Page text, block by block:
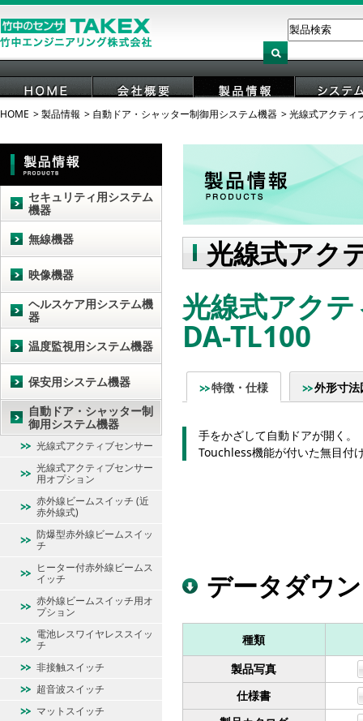
HOME 会社概要 製品情報 システ
HOME 製品情報 自動ドア・シャッター制御用システム機器 光線式アクティ
光線式アク
光線式アク
DA-TL100
特徴・仕様 外形寸法
手をかざして自動ドアが開く。
Touchless機能が付いた無目付
データダウ
種類
製品写真
仕様書
セキュリティ用システム
機器
無線機器
映像機器
ヘルスケア用システム機
器
温度監視用システム機器
保安用システム機器
自動ドア・シャッター制
御用システム機器
光線式アクティブセンサー
光線式アクティブセンサー
用オプション
赤外線ビームスイッチ (近
赤外線式)
防爆型赤外線ビームスイッ
チ
ヒーター付赤外線ビームス
イッチ
赤外線ビームスイッチ用オ
プション
電池レスワイヤレススイッ
チ
非接触スイッチ
超音波スイッチ
マットスイッチ